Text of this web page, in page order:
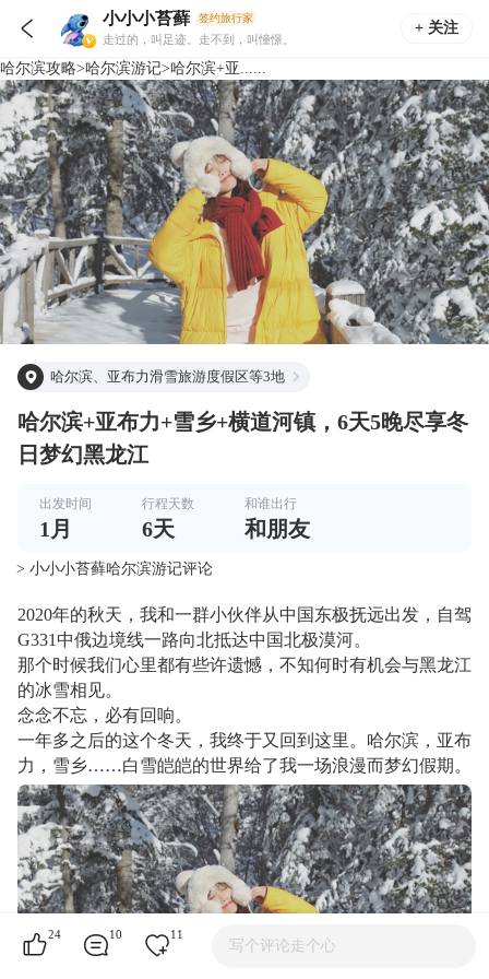
 小小小苔藓 签约旅行家
走过的，叫足迹。走不到，叫憧憬。
+ 关注
哈尔滨攻略>哈尔滨游记>哈尔滨+亚......
哈尔滨、亚布力滑雪旅游度假区等3地
哈尔滨+亚布力+雪乡+横道河镇，6天5晚尽享冬
日梦幻黑龙江
出发时间
1 月
行程天数
6天
和谁出行
和朋友
> 小小小苔藓哈尔滨游记评论
2020年的秋天，我和一群小伙伴从中国东极抚远出发，自驾
G331中俄边境线一路向北抵达中国北极漠河。
那个时候我们心里都有些许遗憾，不知何时有机会与黑龙江
的冰雪相见。
念念不忘，必有回响。
一年多之后的这个冬天，我终于又回到这里。哈尔滨，亚布
力，雪乡……白雪皑皑的世界给了我一场浪漫而梦幻假期。
24 10 11
写个评论走个心